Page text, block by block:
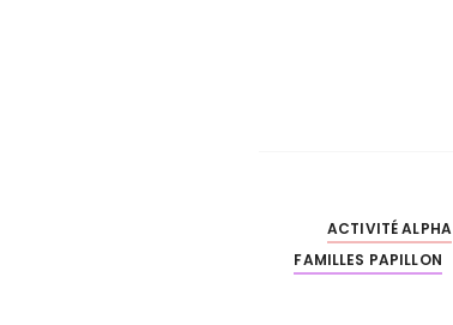
ACTIVITÉ ALPHA
FAMILLES PAPILLON